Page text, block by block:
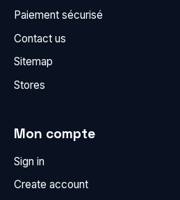
Paiement sécurisé
Contact us
Sitemap
Stores
Mon compte
Sign in
Create account